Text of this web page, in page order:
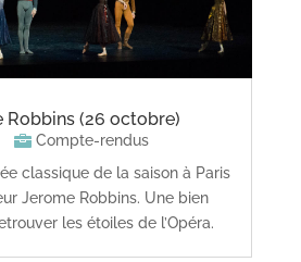
Robbins (26 octobre)
Compte-rendus
classique de la saison à Paris
Jerome Robbins. Une bien
les étoiles de l’Opéra.